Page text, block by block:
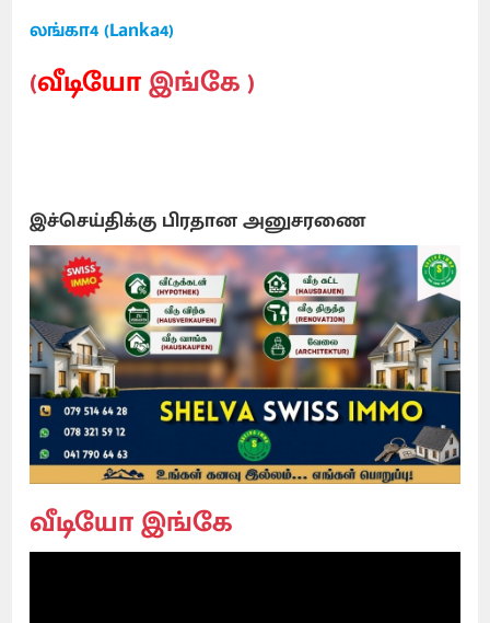
லங்கா4 (Lanka4)
(வீடியோஇங்கே )
இச்செய்திக்கு பிரதான அனுசரணை
வீடியோ இங்கே